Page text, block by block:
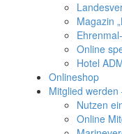
Magazin
Online
Hotel
Onlineshop
Mitglied
Nutzen
Online